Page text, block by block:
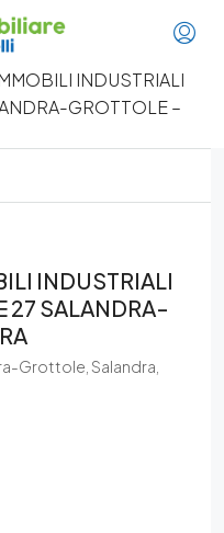
INDUSTRIALI
27 SALANDRA-
Grottole, Salandra,